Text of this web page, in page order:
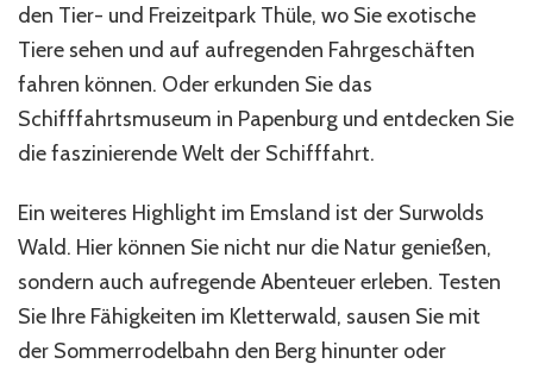
den Tier- und Freizeitpark Thüle, wo Sie exotische
Tiere sehen und auf aufregenden Fahrgeschäften
fahren können. Oder erkunden Sie das
Schifffahrtsmuseum in Papenburg und entdecken Sie
die faszinierende Welt der Schifffahrt.
Ein weiteres Highlight im Emsland ist der Surwolds
Wald. Hier können Sie nicht nur die Natur genießen,
sondern auch aufregende Abenteuer erleben. Testen
Sie Ihre Fähigkeiten im Kletterwald, sausen Sie mit
der Sommerrodelbahn den Berg hinunter oder